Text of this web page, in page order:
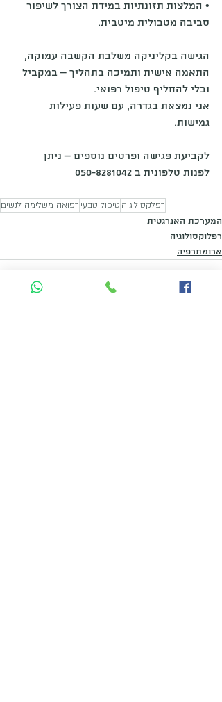
• המלצות תזונתיות במידת הצורך לשיפור
סביבה מטבולית מיטבית.
הגישה בקליניקה משלבת הקשבה עמוקה,
התאמה אישית ותמיכה בתהליך – במקביל
ובלי להחליף טיפול רפואי.
אני נמצאת בגדרה, עם שעות פעילות
גמישות.
לקביעת פגישה ופרטים נוספים – ניתן
לפנות טלפונית ב 050-8281042
רפלקסולוגיה טיפול טבעי רפואה משלימה לנשים
המערכת האנרגטית
רפלוקסולוגיה
ארומתרפיה